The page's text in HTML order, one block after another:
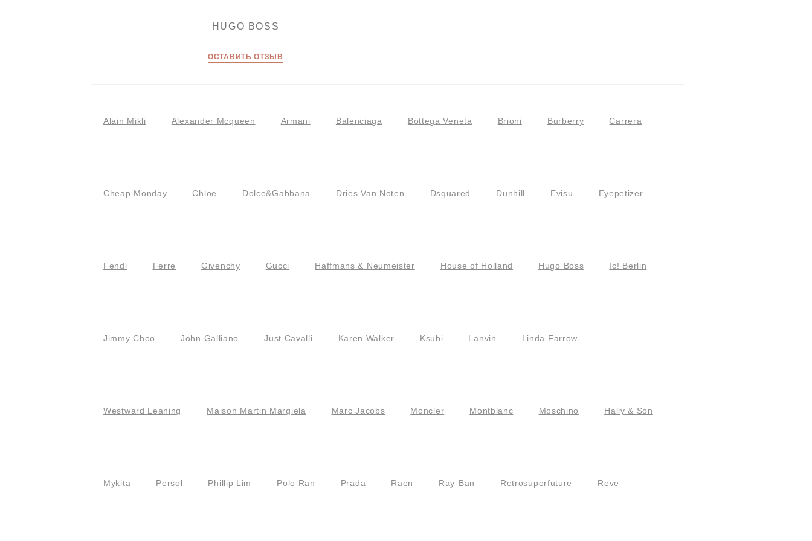
HUGO BOSS
ОСТАВИТЬ ОТЗЫВ
Alain Mikli Alexander Mcqueen Armani Balenciaga Bottega Veneta Brioni Burberry Carrera
Cheap Monday Chloe Dolce&Gabbana Dries Van Noten Dsquared Dunhill Evisu Eyepetizer
Fendi Ferre Givenchy Gucci Haffmans & Neumeister House of Holland Hugo Boss Ic! Berlin
Jimmy Choo John Galliano Just Cavalli Karen Walker Ksubi Lanvin Linda Farrow
Westward Leaning Maison Martin Margiela Marc Jacobs Moncler Montblanc Moschino Hally & Son
Mykita Persol Phillip Lim Polo Ran Prada Raen Ray-Ban Retrosuperfuture Reve